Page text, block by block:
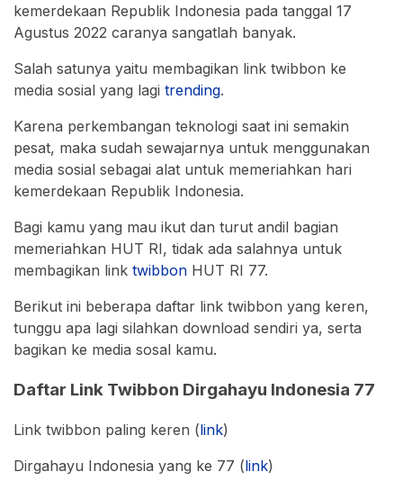
kemerdekaan Republik Indonesia pada tanggal 17
Agustus 2022 caranya sangatlah banyak.
Salah satunya yaitu membagikan link twibbon ke
media sosial yang lagi trending.
Karena perkembangan teknologi saat ini semakin
pesat, maka sudah sewajarnya untuk menggunakan
media sosial sebagai alat untuk memeriahkan hari
kemerdekaan Republik Indonesia.
Bagi kamu yang mau ikut dan turut andil bagian
memeriahkan HUT RI, tidak ada salahnya untuk
membagikan link twibbon HUT RI 77.
Berikut ini beberapa daftar link twibbon yang keren,
tunggu apa lagi silahkan download sendiri ya, serta
bagikan ke media sosal kamu.
Daftar Link Twibbon Dirgahayu Indonesia 77
Link twibbon paling keren (link)
Dirgahayu Indonesia yang ke 77 (link)